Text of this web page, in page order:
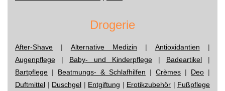
Drogerie
After-Shave | Alternative Medizin | Antioxidantien |
Augenpflege | Baby- und Kinderpflege | Badeartikel |
Bartpflege | Beatmungs- & Schlafhilfen | Crèmes | Deo |
Duftmittel | Duschgel | Entgiftung | Erotikzubehör | Fußpflege